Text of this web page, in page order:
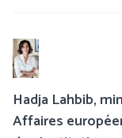
Hadja Lahbib,
Affaires